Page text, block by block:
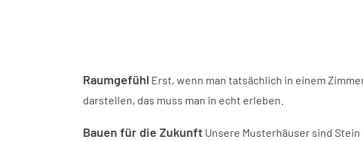
Raumgefühl Erst, wenn man tatsächlich in einem
darstellen, das muss man in echt erleben.
Bauen für die Zukunft Unsere Musterhäuser sind